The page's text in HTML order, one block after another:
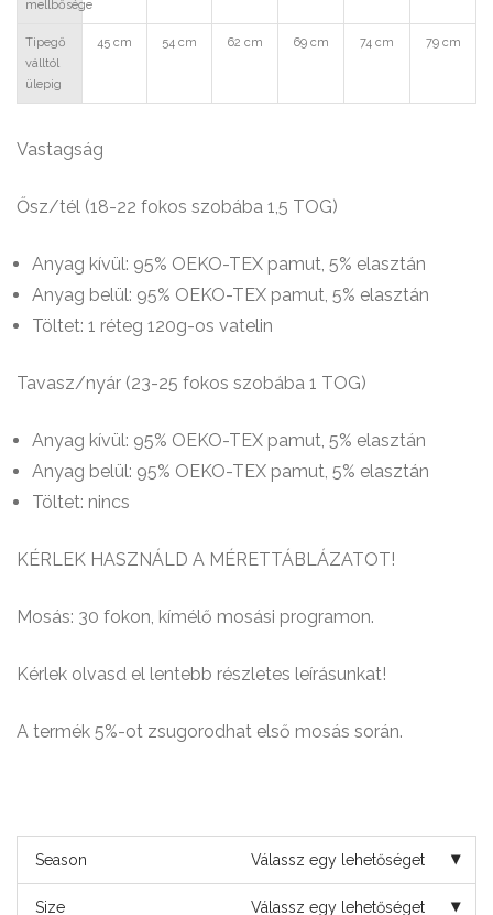
mellbősége
Tipegő
válltól
ülepig
45 cm 54 cm 62 cm 69 cm 74 cm 79 cm
Vastagság
Ősz/tél (18-22 fokos szobába 1,5 TOG)
Anyag kívül: 95% OEKO-TEX pamut, 5% elasztán
Anyag belül: 95% OEKO-TEX pamut, 5% elasztán
Töltet: 1 réteg 120g-os vatelin
Tavasz/nyár (23-25 fokos szobába 1 TOG)
Anyag kívül: 95% OEKO-TEX pamut, 5% elasztán
Anyag belül: 95% OEKO-TEX pamut, 5% elasztán
Töltet: nincs
KÉRLEK HASZNÁLD A MÉRETTÁBLÁZATOT!
Mosás: 30 fokon, kímélő mosási programon.
Kérlek olvasd el lentebb részletes leírásunkat!
A termék 5%-ot zsugorodhat első mosás során.
Season Válassz egy lehetőséget
Size Válassz egy lehetőséget